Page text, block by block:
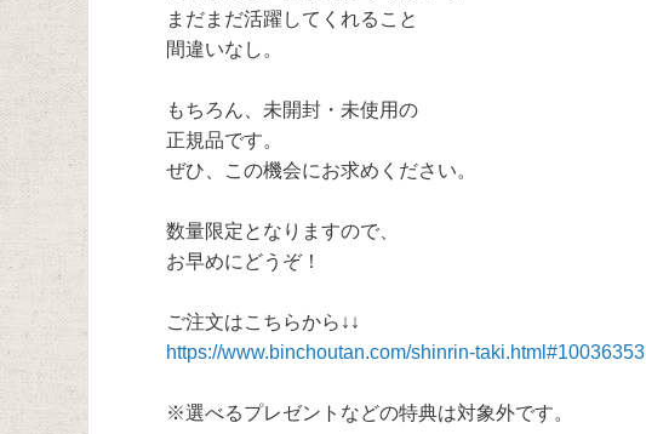
まだまだ活躍してくれること
間違いなし。
もちろん、未開封・未使用の
正規品です。
ぜひ、この機会にお求めください。
数量限定となりますので、
お早めにどうぞ！
ご注文はこちらから↓↓
https://www.binchoutan.com/shinrin-taki.html#10036353
※選べるプレゼントなどの特典は対象外です。